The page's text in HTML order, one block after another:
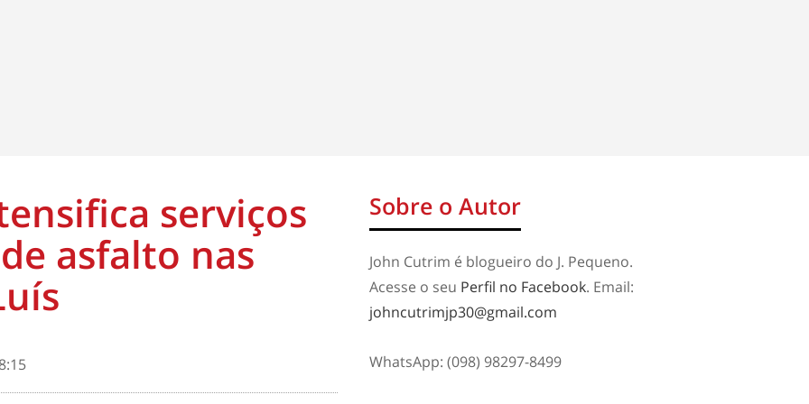
serviços
asfalto nas
Sobre o Autor
John Cutrim é blogueiro do J. Pequeno.
Acesse o seu Perfil no Facebook. Email:
johncutrimjp30@gmail.com
WhatsApp: (098) 98297-8499